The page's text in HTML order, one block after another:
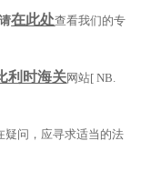
在此处查看我们的专
利时海关网站[ NB.
疑问，应寻求适当的法